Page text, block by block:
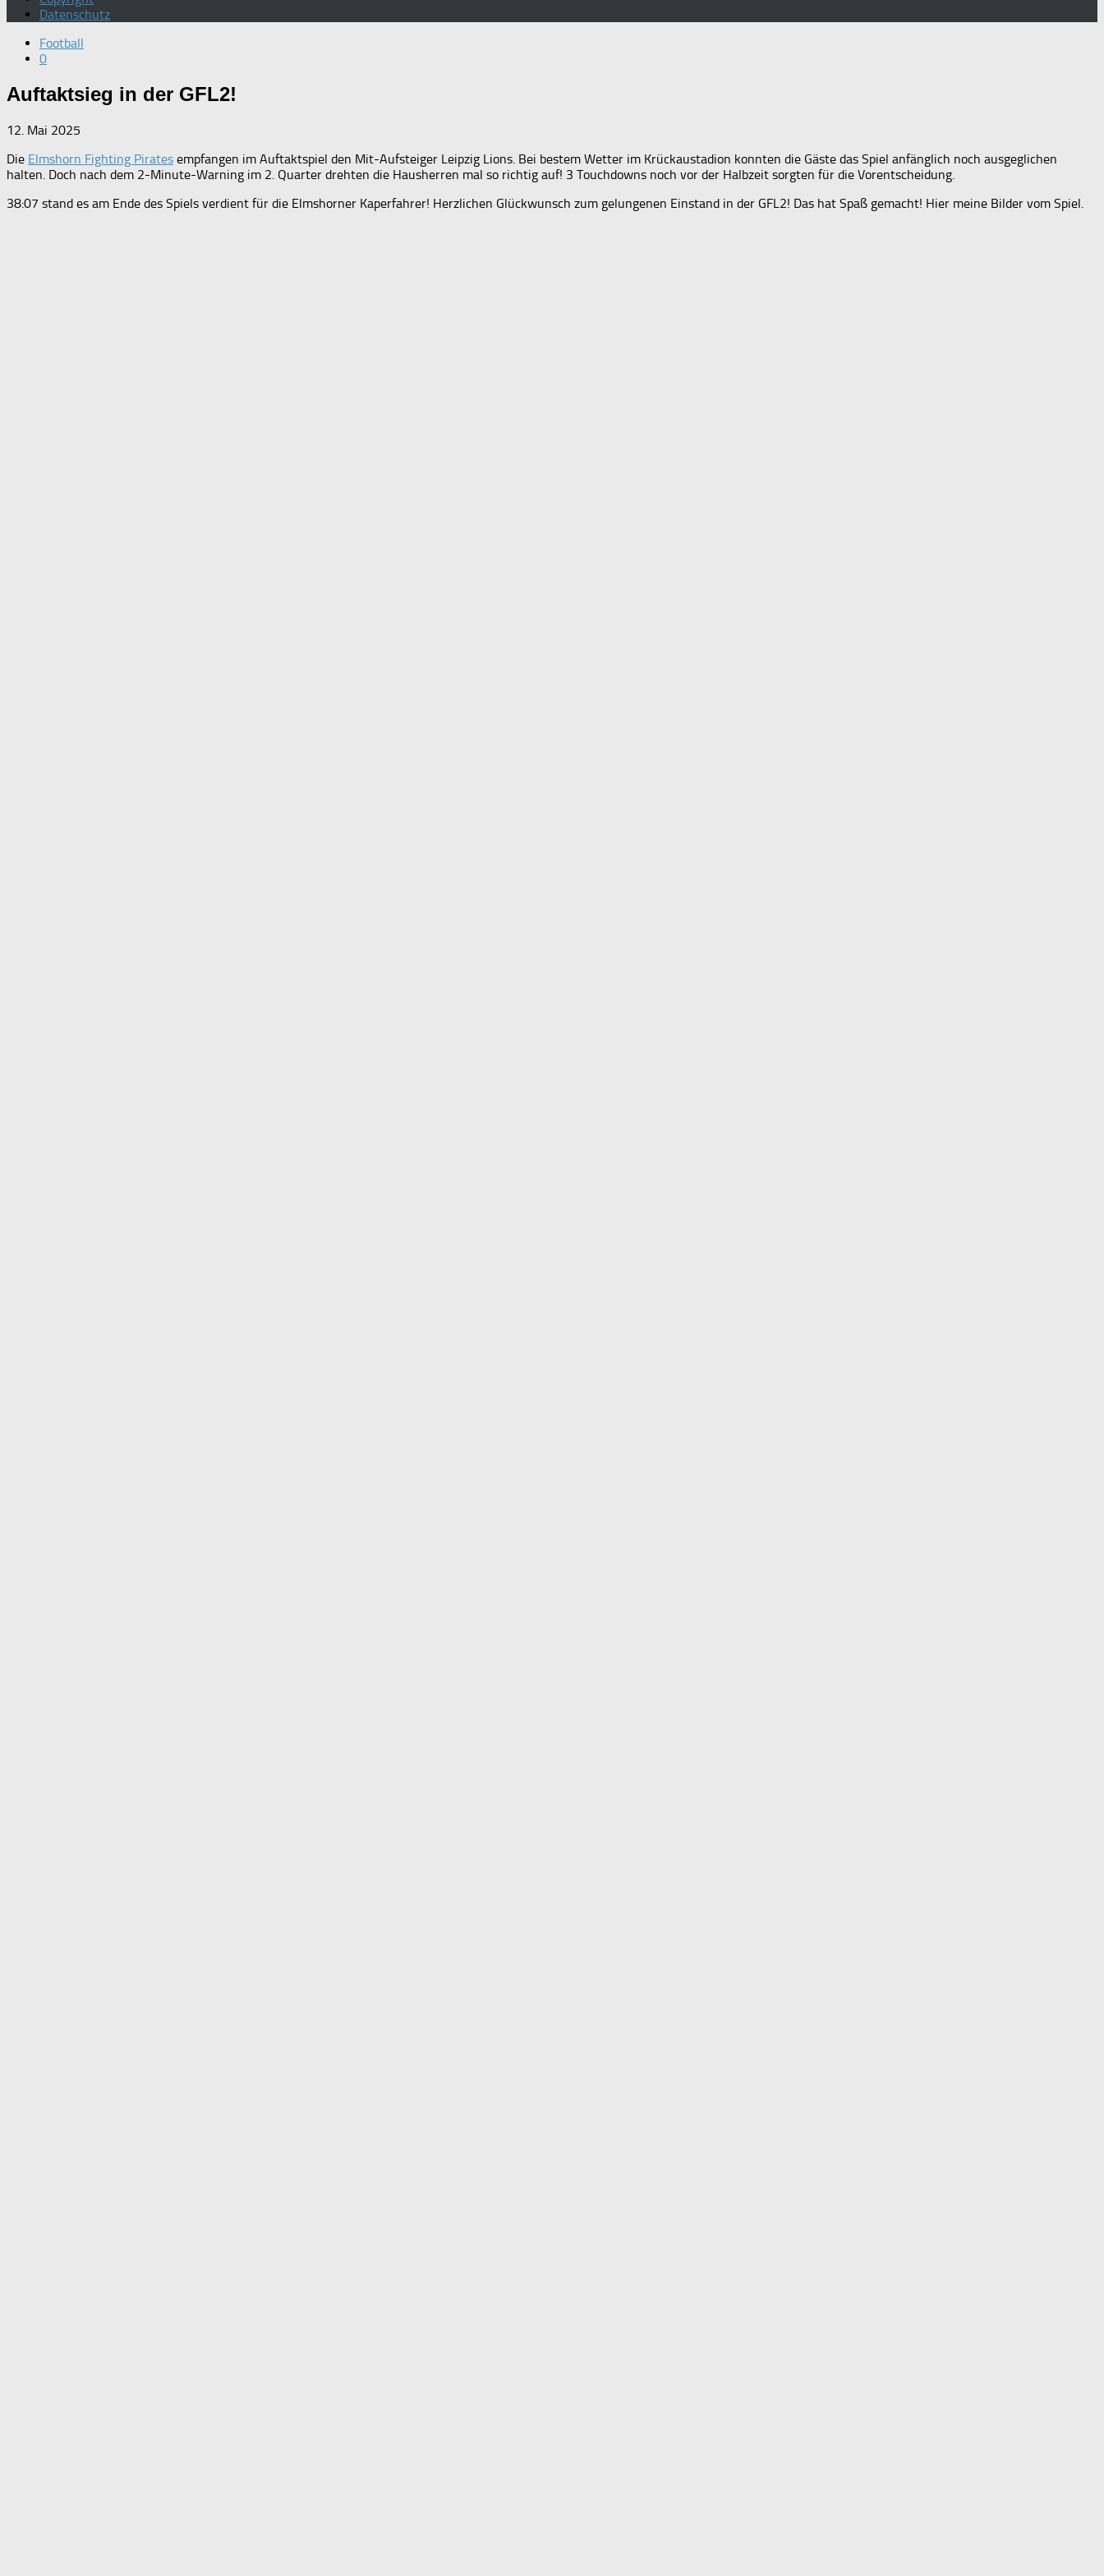
Datenschutz
Football
0
Auftaktsieg in der GFL2!
12. Mai 2025
Die Elmshorn Fighting Pirates empfangen im Auftaktspiel den Mit-Aufsteiger Leipzig Lions. Bei bestem Wetter im Krückaustadion konnten die Gäste das Spiel anfänglich noch ausgeglichen
halten. Doch nach dem 2-Minute-Warning im 2. Quarter drehten die Hausherren mal so richtig auf! 3 Touchdowns noch vor der Halbzeit sorgten für die Vorentscheidung.
38:07 stand es am Ende des Spiels verdient für die Elmshorner Kaperfahrer! Herzlichen Glückwunsch zum gelungenen Einstand in der GFL2! Das hat Spaß gemacht! Hier meine Bilder vom Spiel.